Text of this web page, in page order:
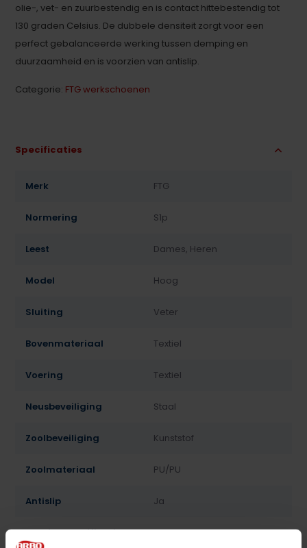
olie-, vet- en zuurbestendig en is contact hittebestendig tot
130 graden Celsius. De dubbele densiteit zorgt voor een
perfect gebalanceerde werking tussen demping en
duurzaamheid en is voorzien van antislip.
Categorie: FTG werkschoenen
Specificaties
Merk FTG
Normering S1p
Leest Dames, Heren
Model Hoog
Sluiting Veter
Bovenmateriaal Textiel
Voering Textiel
Neusbeveiliging Staal
Zoolbeveiliging Kunststof
Zoolmateriaal PU/PU
Antislip Ja
Overige specificaties Antistatisch